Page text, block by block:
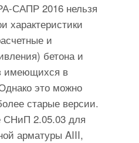
САПР 2016 нельзя
характеристики
и
бетона и
имеющихся в
это можно
старые версии.
СНиП 2.05.03 для
арматуры AIII,